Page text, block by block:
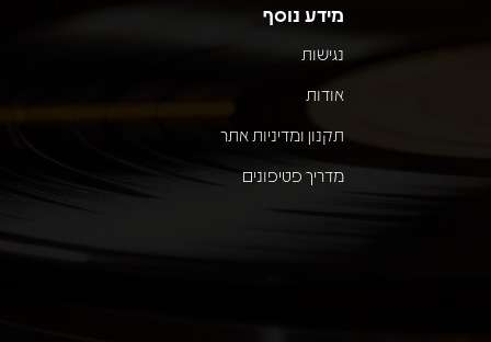
מידע נוסף
נגישות
אודות
תקנון ומדיניות אתר
מדריך פטיפונים